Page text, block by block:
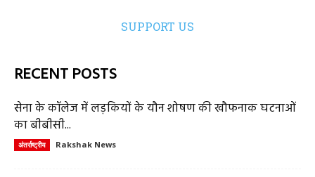
SUPPORT US
RECENT POSTS
सेना के कॉलेज में लड़कियों के यौन शोषण की खौफनाक घटनाओं
का बीबीसी...
अंतर्राष्ट्रीय Rakshak News